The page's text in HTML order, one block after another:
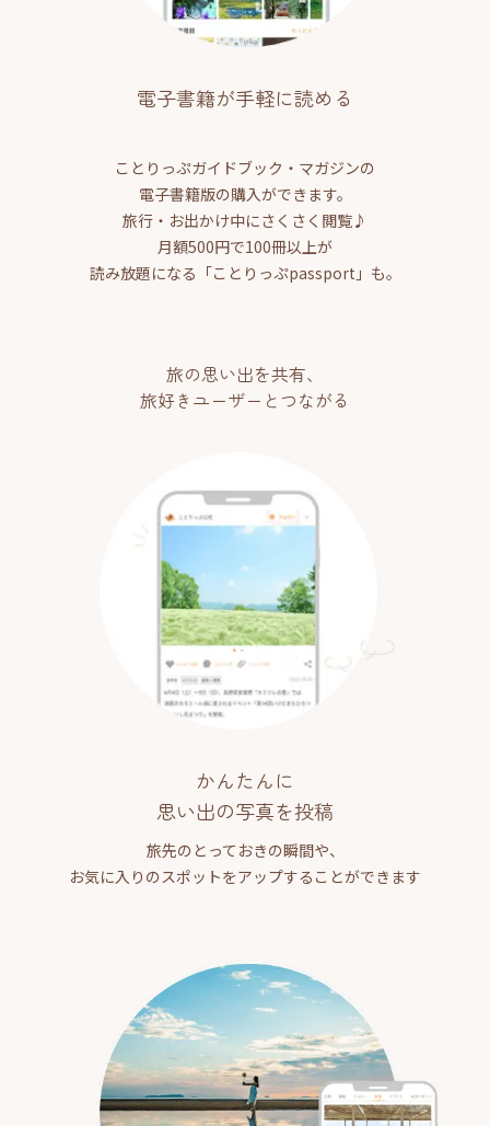
電子書籍が手軽に読める
ことりっぷガイドブック・マガジンの
電子書籍版の購入ができます。
旅行・お出かけ中にさくさく閲覧♪
月額500円で100冊以上が
読み放題になる「ことりっぷpassport」も。
旅の思い出を共有、
旅好きユーザーとつながる
かんたんに
思い出の写真を投稿
旅先のとっておきの瞬間や、
お気に入りのスポットをアップすることができます